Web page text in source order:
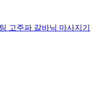
고주파 갈바닉 마사지기